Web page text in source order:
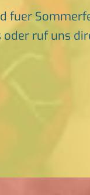
fuer
ruf uns